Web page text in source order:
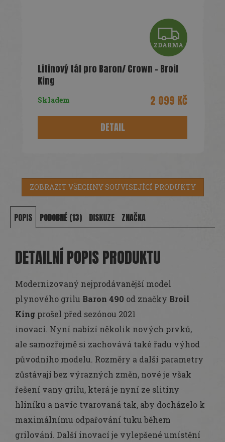
Z
D
R
M
A
ZDARMA
Litinový tál pro Baron/ Crown - Broil
King
Skladem 2 099 Kč
DETAIL
ZOBRAZIT VŠECHNY SOUVISEJÍCÍ PRODUKTY
POPIS PODOBNÉ (13) DISKUZE ZNAČKA
DETAILNÍ POPIS PRODUKTU
Modernizovaný nejprodávanější model
plynového grilu Baron 490 od značky Broil
King prošel před sezónou 2021
inovací. Nyní nabízí několik nových prvků,
ale samozřejmě si zachovává také řadu výhod
původního modelu. Rozměry a další parametry
zůstávají bez výrazných změn, nové je však
řešení vany grilu, která je nyní ze slitiny
hliníku a navíc tvarovaná tak, aby docházelo k
maximálnímu odpařování tuku během
grilování. Další inovací je vylepšené umístění